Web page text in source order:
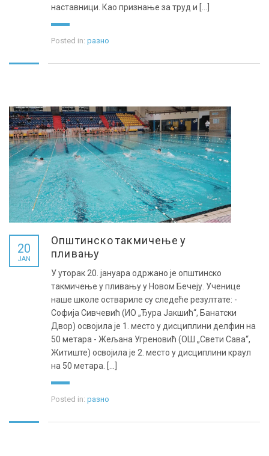
наставници. Као признање за труд и [...]
Posted in: разно
20
JAN
Општинско такмичење у
пливању
У уторак 20. јануара одржано је општинско
такмичење у пливању у Новом Бечеју. Ученице
наше школе оствариле су следеће резултате: -
Софија Сивчевић (ИО „Ђура Јакшић“, Банатски
Двор) освојила је 1. место у дисциплини делфин на
50 метара - Жељана Угреновић (ОШ „Свети Сава“,
Житиште) освојила је 2. место у дисциплини краул
на 50 метара. [...]
Posted in: разно